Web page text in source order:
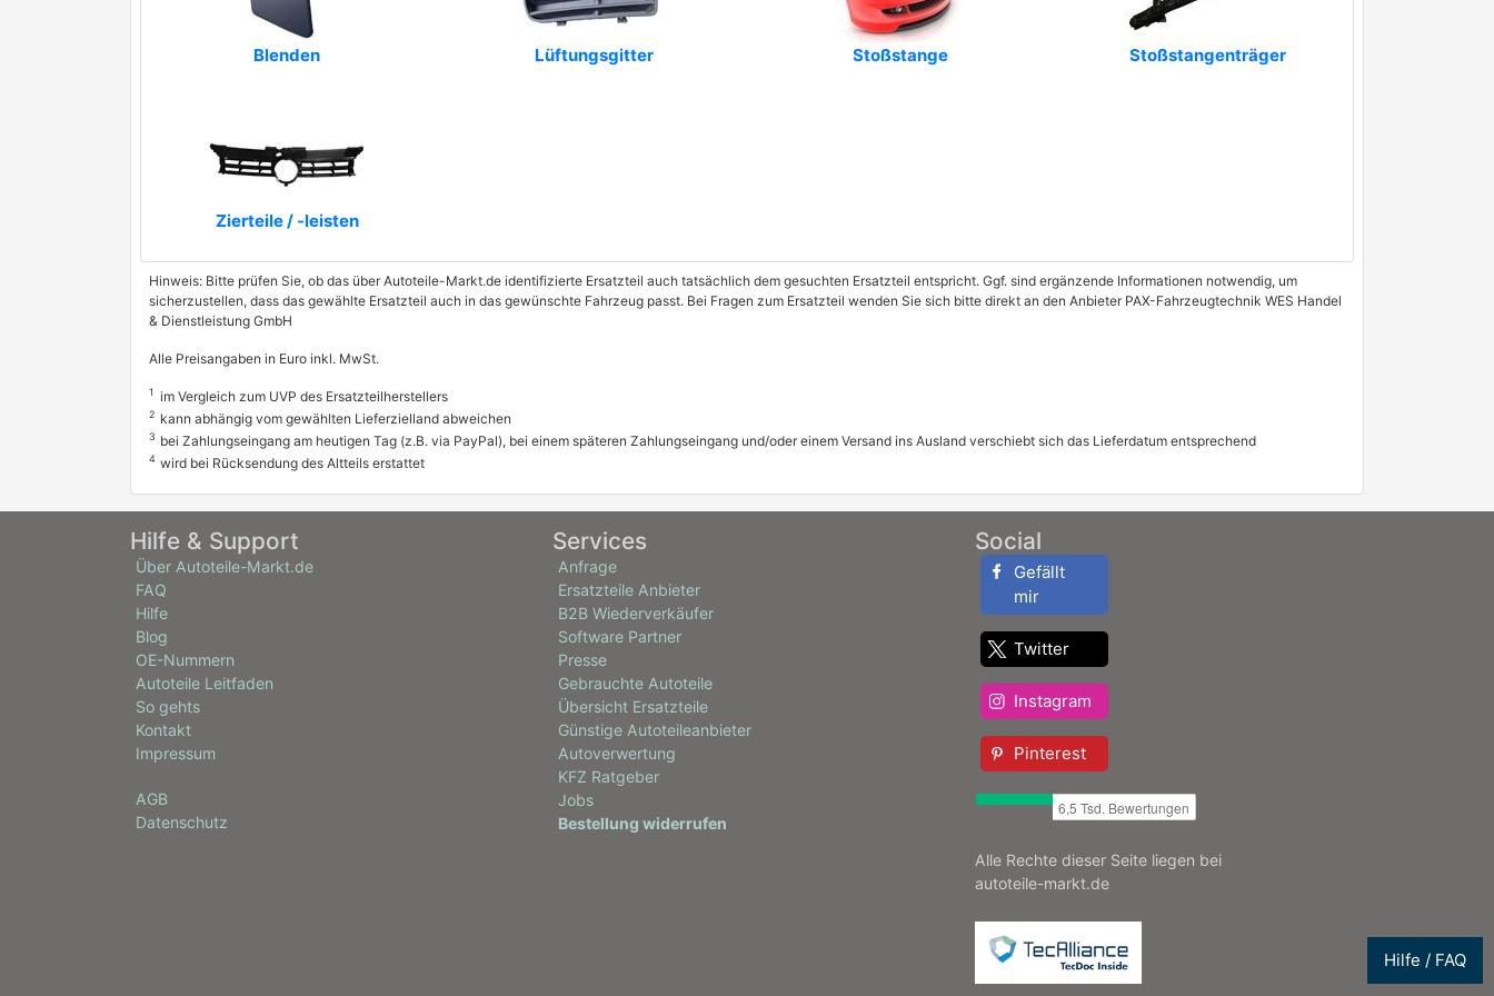
Blenden Lüftungsgitter Stoßstange Stoßstangenträger
Zierteile / -leisten
Hinweis: Bitte prüfen Sie, ob das über Autoteile-Markt.de identifizierte Ersatzteil auch tatsächlich dem gesuchten Ersatzteil entspricht. Ggf. sind ergänzende Informationen notwendig, um
sicherzustellen, dass das gewählte Ersatzteil auch in das gewünschte Fahrzeug passt. Bei Fragen zum Ersatzteil wenden Sie sich bitte direkt an den Anbieter PAX-Fahrzeugtechnik WES Handel
& Dienstleistung GmbH
Alle Preisangaben in Euro inkl. MwSt.
1 im Vergleich zum UVP des Ersatzteilherstellers
2 kann abhängig vom gewählten Lieferzielland abweichen
3 bei Zahlungseingang am heutigen Tag (z.B. via PayPal), bei einem späteren Zahlungseingang und/oder einem Versand ins Ausland verschiebt sich das Lieferdatum entsprechend
4 wird bei Rücksendung des Altteils erstattet
Hilfe & Support
Über Autoteile-Markt.de
FAQ
Hilfe
Blog
OE-Nummern
Autoteile Leitfaden
So gehts
Kontakt
Impressum
AGB
Datenschutz
Services
Anfrage
Ersatzteile Anbieter
B2B Wiederverkäufer
Software Partner
Presse
Gebrauchte Autoteile
Übersicht Ersatzteile
Günstige Autoteileanbieter
Autoverwertung
KFZ Ratgeber
Jobs
Bestellung widerrufen
Social
Gefällt
mir
Twitter
Instagram
Pinterest
Alle Rechte dieser Seite liegen bei
autoteile-markt.de
Hilfe / FAQ